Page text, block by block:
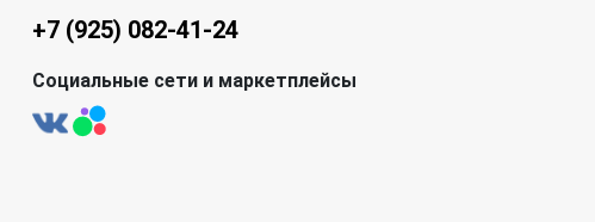
+7 (925) 082-41-24
Социальные сети и маркетплейсы